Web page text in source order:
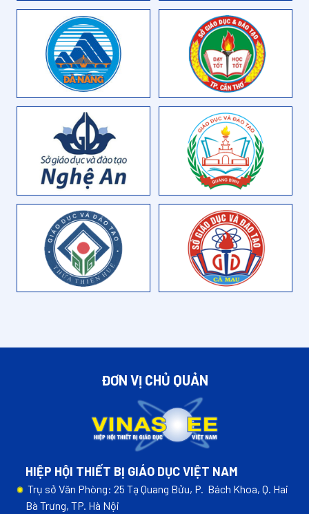
ĐƠN VỊ CHỦ QUẢN
HIỆP HỘI THIẾT BỊ GIÁO DỤC VIỆT NAM
Trụ sở Văn Phòng: 25 Tạ Quang Bửu, P. Bách Khoa, Q. Hai
Bà Trưng, TP. Hà Nội